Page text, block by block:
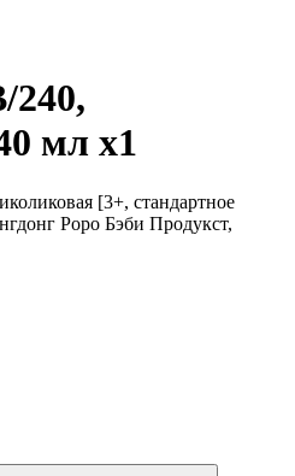
240,
мл x1
[3+, стандартное
Роро Бэби Продукст,